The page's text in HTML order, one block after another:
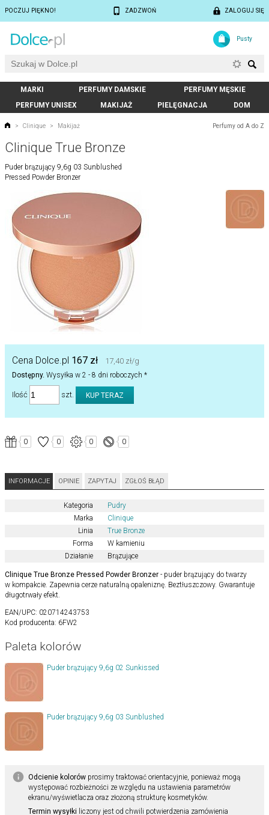
POCZUJ PIĘKNO! ZADZWOŃ ZALOGUJ SIĘ
Pusty
MARKI PERFUMY DAMSKIE
PERFUMY MĘSKIE
PERFUMY UNISEX
MAKIJAŻ PIELĘGNACJA DOM
Perfumy od A do Z
> Clinique > Makijaż
Clinique True Bronze
Puder brązujący 9,6g 03 Sunblushed
Pressed Powder Bronzer
Cena Dolce.pl 167 zł 17,40 zł/g
Dostępny. Wysyłka w 2 - 8 dni roboczych *
Ilość szt.
0 0 0 0
INFORMACJE OPINIE ZAPYTAJ ZGŁOŚ BŁĄD
Kategoria
Pudry
Marka
Clinique
Linia
True Bronze
Forma
W kamieniu
Działanie
Brązujące
Clinique True Bronze Pressed Powder Bronzer - puder brązujący do twarzy
w kompakcie. Zapewnia cerze naturalną opaleniznę. Beztłuszczowy. Gwarantuje
długotrwały efekt.
EAN/UPC: 020714243753
Kod producenta: 6FW2
Paleta kolorów
Puder brązujący 9,6g 02 Sunkissed
Puder brązujący 9,6g 03 Sunblushed
Odcienie kolorówprosimy traktować orientacyjnie, ponieważ mogą
występować rozbieżności ze względu na ustawienia parametrów
ekranu/wyświetlacza oraz złożoną strukturę kosmetyków.
Termin wysyłki liczony jest od chwili potwierdzenia zamówienia